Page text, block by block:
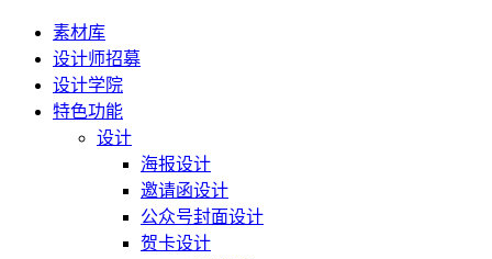
素材库
设计师招募
设计学院
特色功能
设计
海报设计
邀请函设计
公众号封面设计
贺卡设计